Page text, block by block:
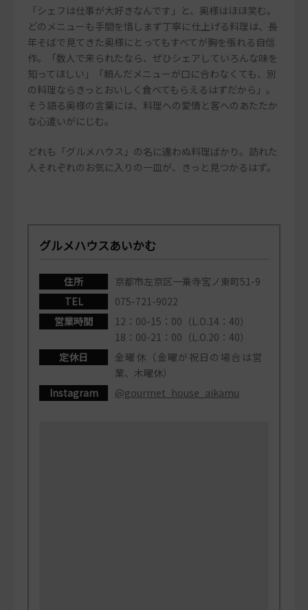
「シェフは仕事が大好きなんです」と、奥様はほほ笑む。
どのメニューも手間を惜しまず丁寧に仕上げる料理は、長
年そばで見てきた奥様にとってもすべてが胸を張れる自信
作。「数人で来られたなら、ぜひシェアしていろんな味を
知ってほしい」「頼んだメニューが口に合わなくても、別
の料理ならきっとおいしく食べてもらえるはずだから」。
そう語る奥様の言葉には、料理への愛情と客へのあたたか
な心遣いがにじむ。
どれも「グルメハウス」の名に違わぬ料理ばかり。訪れた
人それぞれのお気に入りの一皿が、きっと見つかるはず。
グルメハウスあいかむ
住所
京都市左京区一乗寺宮ノ東町51-9
TEL
075-721-9022
営業時間
12：00-15：00（L.O.14：40）
18：00-21：00（L.O.20：40）
定休日
金曜休（金曜が祝日の場合は営
業、木曜休）
Instagram
@gourmet_house_aikamu